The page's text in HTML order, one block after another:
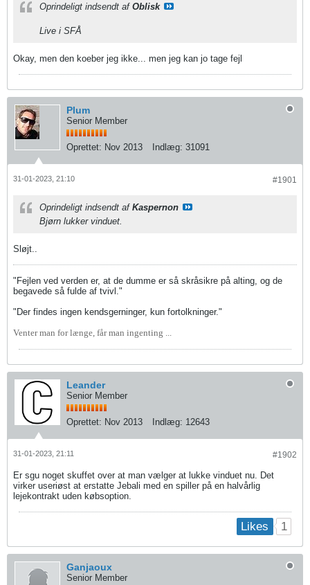
Oprindeligt indsendt af Oblisk
Live i SFÅ
Okay, men den koeber jeg ikke... men jeg kan jo tage fejl
Plum
Senior Member
Oprettet: Nov 2013 Indlæg: 31091
#1901
31-01-2023, 21:10
Oprindeligt indsendt af Kaspernon
Bjørn lukker vinduet.
Sløjt..
"Fejlen ved verden er, at de dumme er så skråsikre på alting, og de
begavede så fulde af tvivl."
"Der findes ingen kendsgerninger, kun fortolkninger."
Venter man for længe, får man ingenting ...
Leander
Senior Member
Oprettet: Nov 2013 Indlæg: 12643
#1902
31-01-2023, 21:11
Er sgu noget skuffet over at man vælger at lukke vinduet nu. Det
virker useriøst at erstatte Jebali med en spiller på en halvårlig
lejekontrakt uden købsoption.
Likes 1
Ganjaoux
Senior Member